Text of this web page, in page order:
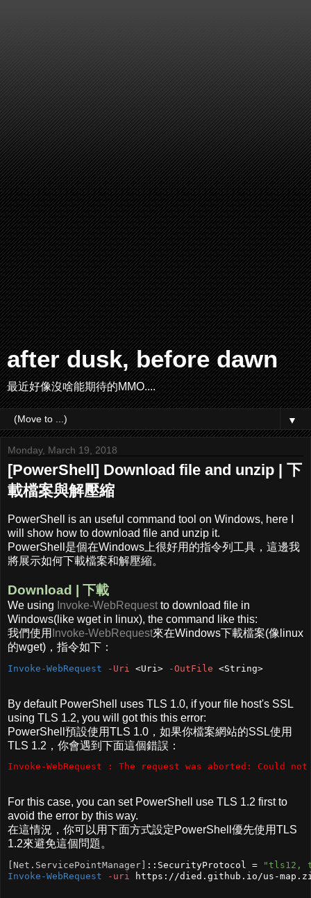
after dusk, before dawn
最近好像沒啥能期待的MMO....
▼
Monday, March 19, 2018
[PowerShell] Download file and unzip | 下
載檔案與解壓縮
PowerShell is an useful command tool on Windows, here I
will show how to download file and unzip it.
PowerShell是個在Windows上很好用的指令列工具，這邊我
將展示如何下載檔案和解壓縮。
Download | 下載
We using Invoke-WebRequest to download file in
Windows(like wget in linux), the command like this:
我們使用 Invoke-WebRequest來在Windows下載檔案(像linux
的wget)，指令如下：
Invoke-WebRequest -Uri <Uri> -OutFile <String>
By default PowerShell uses TLS 1.0, if your file host's SSL
using TLS 1.2, you will got this this error:
PowerShell預設使用TLS 1.0，如果你檔案網站的SSL使用
TLS 1.2，你會遇到下面這個錯誤：
Invoke-WebRequest : The request was aborted: Could
For this case, you can set PowerShell use TLS 1.2 first to
avoid the error by this way.
在這情況，你可以用下面方式設定PowerShell優先使用TLS
1.2來避免這個問題。
[Net.ServicePointManager] ::SecurityProtocol =
"tls12,
Invoke-WebRequest
-uri https://died.github.io/us-